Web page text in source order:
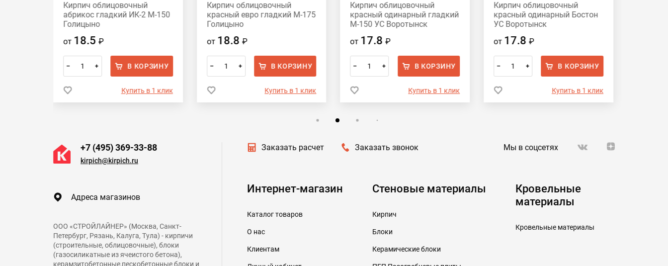
Кирпич облицовочный
абрикос гладкий ИК-2 М-150
Голицыно
от 18.5 ₽
– + В КОРЗИНУ
Купить в 1 клик
Кирпич облицовочный
красный евро гладкий М-175
Голицыно
от 18.8 ₽
– + В КОРЗИНУ
Купить в 1 клик
Кирпич облицовочный
красный одинарный гладкий
М-150 УС Воротынск
от 17.8₽
– + В КОРЗИНУ
Купить в 1 клик
Кирпич облицовочный
красный одинарный Бостон
УС Воротынск
от 17.8₽
– + В КОРЗИНУ
Купить в 1 клик
+7 (495) 369-33-88
kirpich@kirpich.ru
Адреса магазинов
ООО «СТРОЙЛАЙНЕР» (Москва, Санкт-
Петербург, Рязань, Калуга, Тула) - кирпичи
(строительные, облицовочные), блоки
(газосиликатные из ячеистого бетона),
керамзитобетонные,пескобетонные блоки и
Заказать расчет Заказать звонок Мы в соцсетях
Интернет-магазин
Каталог товаров
О нас
Клиентам
Стеновые материалы
Кирпич
Блоки
Керамические блоки
Кровельные
материалы
Кровельные материалы